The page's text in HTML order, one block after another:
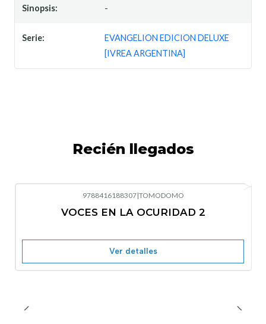
Sinopsis: -
Serie:
EVANGELION EDICION DELUXE
[IVREA ARGENTINA]
Recién llegados
9788416188307|TOMODOMO
VOCES EN LA OCURIDAD 2
Ver detalles